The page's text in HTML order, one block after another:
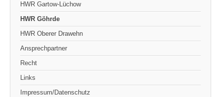
HWR Gartow-Lüchow
HWR Göhrde
HWR Oberer Drawehn
Ansprechpartner
Recht
Links
Impressum/Datenschutz